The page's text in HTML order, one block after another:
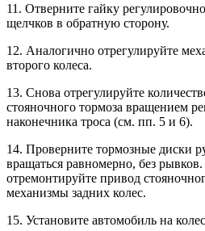
11. Отверните гайку
щелчков в обратную сторону.
12. Аналогично отрегулируйте
второго колеса.
13. Снова отрегулируйте
стояночного тормоза вращением
наконечника троса (см. пп. 5 и 6).
14. Проверните тормозные диски
вращаться равномерно, без
отремонтируйте привод
механизмы задних колес.
15. Установите автомобиль на